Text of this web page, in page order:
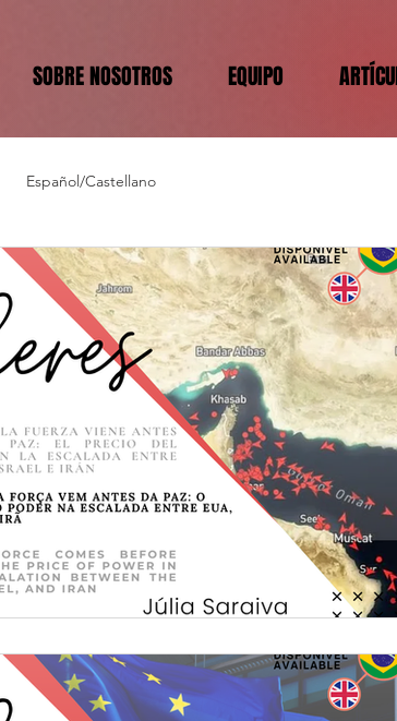
SOBRE NOSOTROS EQUIPO
Español/Castellano